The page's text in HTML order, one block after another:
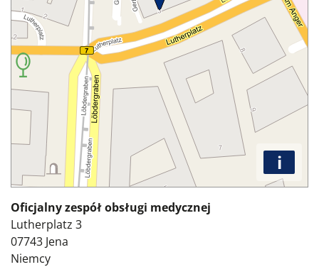
i
Oficjalny zespół obsługi medycznej
Lutherplatz 3
07743 Jena
Niemcy